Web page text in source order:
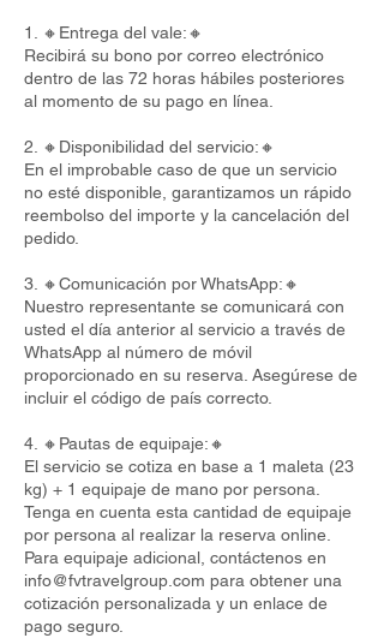
1. 🔸Entrega del vale:🔸
Recibirá su bono por correo electrónico
dentro de las 72 horas hábiles posteriores
al momento de su pago en línea.
2. 🔸Disponibilidad del servicio:🔸
En el improbable caso de que un servicio
no esté disponible, garantizamos un rápido
reembolso del importe y la cancelación del
pedido.
3. 🔸Comunicación por WhatsApp:🔸
Nuestro representante se comunicará con
usted el día anterior al servicio a través de
WhatsApp al número de móvil
proporcionado en su reserva. Asegúrese de
incluir el código de país correcto.
4. 🔸Pautas de equipaje:🔸
El servicio se cotiza en base a 1 maleta (23
kg) + 1 equipaje de mano por persona.
Tenga en cuenta esta cantidad de equipaje
por persona al realizar la reserva online.
Para equipaje adicional, contáctenos en
info@fvtravelgroup.com para obtener una
cotización personalizada y un enlace de
pago seguro.